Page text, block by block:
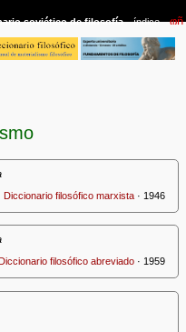
Diccionario filosófico marxista · 1946
filosófico abreviado · 1959